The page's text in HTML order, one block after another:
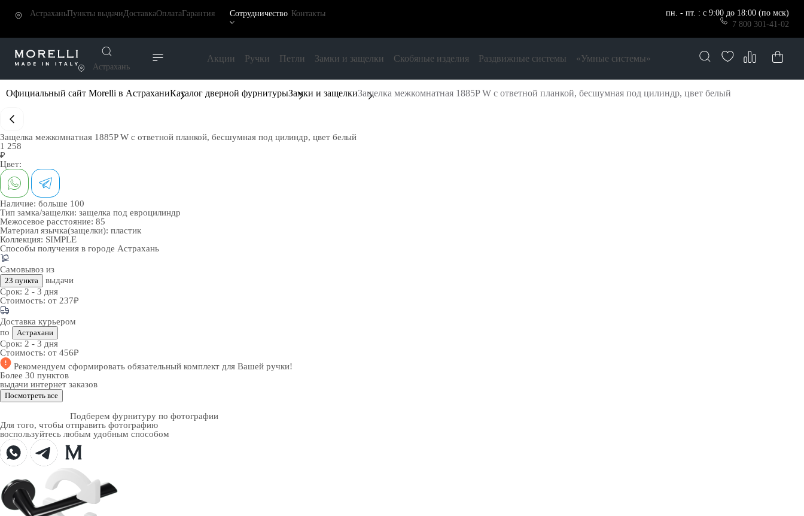
АстраханьПункты выдачиДоставкаОплатаГарантия Сотрудничество Контакты
пн. - пт. : с 9:00 до 18:00 (по мск)
7 800 301-41-02
Астрахань
Акции Ручки Петли Замки и защелки Скобяные изделия Раздвижные системы «Умные системы»
Официальный сайт Morelli в АстраханиКаталог дверной фурнитурыЗамки и защелкиЗащелка межкомнатная 1885P W с ответной планкой, бесшумная под цилиндр, цвет белый
Защелка межкомнатная 1885P W с ответной планкой, бесшумная под цилиндр, цвет белый
1 258
₽
Цвет:
Наличие: больше 100
Тип замка/защелки: защелка под евроцилиндр
Межосевое расстояние: 85
Материал язычка(защелки): пластик
Коллекция: SIMPLE
Способы получения в городе Астрахань
Самовывоз из
23 пункта
выдачи
Срок: 2 - 3 дня
Стоимость: от 237₽
Доставка курьером
по
Астрахани
Срок: 2 - 3 дня
Стоимость: от 456₽
Рекомендуем сформировать обязательный комплект для Вашей ручки!
Более 30 пунктов
выдачи интернет заказов
Посмотреть все
Подберем фурнитуру по фотографии
Для того, чтобы отправить фотографию
воспользуйтесь любым удобным способом